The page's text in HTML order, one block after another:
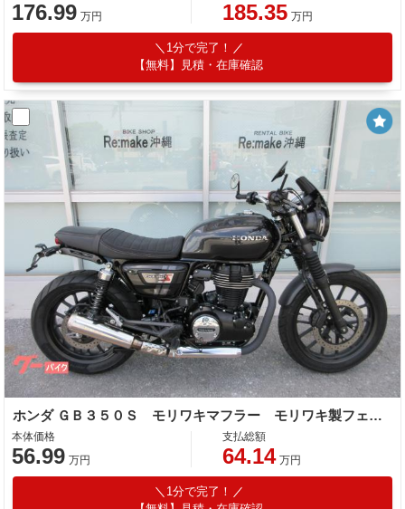
176.99 万円 185.35 万円
1分で完了！
【無料】見積・在庫確認
ホンダ ＧＢ３５０Ｓ モリワキマフラー モリワキ製フェンダーレス バーエンドミラー ショートスクリーン
本体価格
56.99 万円
支払総額
64.14 万円
1分で完了！